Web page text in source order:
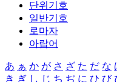
단위기호
일반기호
로마자
아랍어
あ ぁ か が さ ざ た だ な
き ぎ し じ ち ぢ に ひ び